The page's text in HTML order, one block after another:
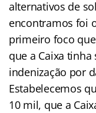
alternativos de
encontramos foi
primeiro foco
que a Caixa
indenização por
Estabelecemos
10 mil, que a